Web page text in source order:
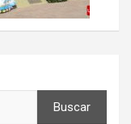
Buscar